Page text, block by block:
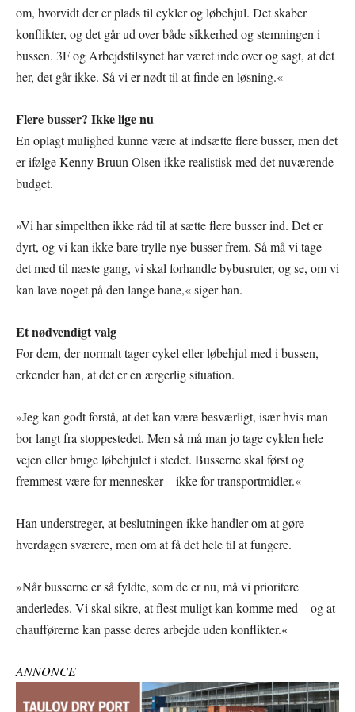
om, hvorvidt der er plads til cykler og løbehjul. Det skaber
konflikter, og det går ud over både sikkerhed og stemningen i
bussen. 3F og Arbejdstilsynet har været inde over og sagt, at det
her, det går ikke. Så vi er nødt til at finde en løsning.«
Flere busser? Ikke lige nu
En oplagt mulighed kunne være at indsætte flere busser, men det
er ifølge Kenny Bruun Olsen ikke realistisk med det nuværende
budget.
»Vi har simpelthen ikke råd til at sætte flere busser ind. Det er
dyrt, og vi kan ikke bare trylle nye busser frem. Så må vi tage
det med til næste gang, vi skal forhandle bybusruter, og se, om vi
kan lave noget på den lange bane,« siger han.
Et nødvendigt valg
For dem, der normalt tager cykel eller løbehjul med i bussen,
erkender han, at det er en ærgerlig situation.
»Jeg kan godt forstå, at det kan være besværligt, især hvis man
bor langt fra stoppestedet. Men så må man jo tage cyklen hele
vejen eller bruge løbehjulet i stedet. Busserne skal først og
fremmest være for mennesker – ikke for transportmidler.«
Han understreger, at beslutningen ikke handler om at gøre
hverdagen sværere, men om at få det hele til at fungere.
»Når busserne er så fyldte, som de er nu, må vi prioritere
anderledes. Vi skal sikre, at flest muligt kan komme med – og at
chaufførerne kan passe deres arbejde uden konflikter.«
ANNONCE